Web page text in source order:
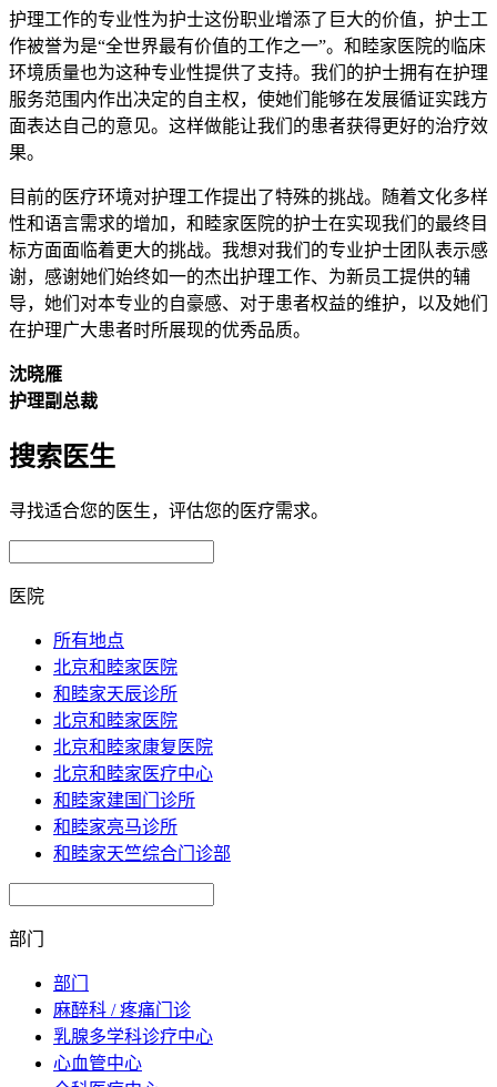
护理工作的专业性为护士这份职业增添了巨大的价值，护士工
作被誉为是“全世界最有价值的工作之一”。和睦家医院的临床
环境质量也为这种专业性提供了支持。我们的护士拥有在护理
服务范围内作出决定的自主权，使她们能够在发展循证实践方
面表达自己的意见。这样做能让我们的患者获得更好的治疗效
果。
目前的医疗环境对护理工作提出了特殊的挑战。随着文化多样
性和语言需求的增加，和睦家医院的护士在实现我们的最终目
标方面面临着更大的挑战。我想对我们的专业护士团队表示感
谢，感谢她们始终如一的杰出护理工作、为新员工提供的辅
导，她们对本专业的自豪感、对于患者权益的维护，以及她们
在护理广大患者时所展现的优秀品质。
沈晓雁
护理副总裁
搜索医生
寻找适合您的医生，评估您的医疗需求。
医院
所有地点
北京和睦家医院
和睦家天辰诊所
北京和睦家医院
北京和睦家康复医院
北京和睦家医疗中心
和睦家建国门诊所
和睦家亮马诊所
和睦家天竺综合门诊部
部门
部门
麻醉科 / 疼痛门诊
乳腺多学科诊疗中心
心血管中心